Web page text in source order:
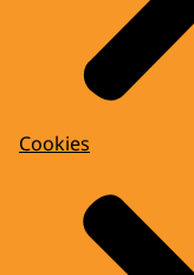
Cookies